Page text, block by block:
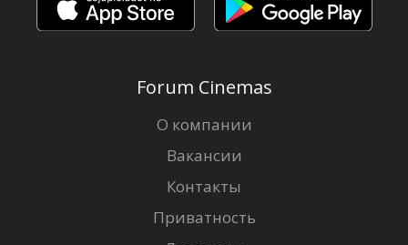
Forum Cinemas
О компании
Вакансии
Контакты
Приватность